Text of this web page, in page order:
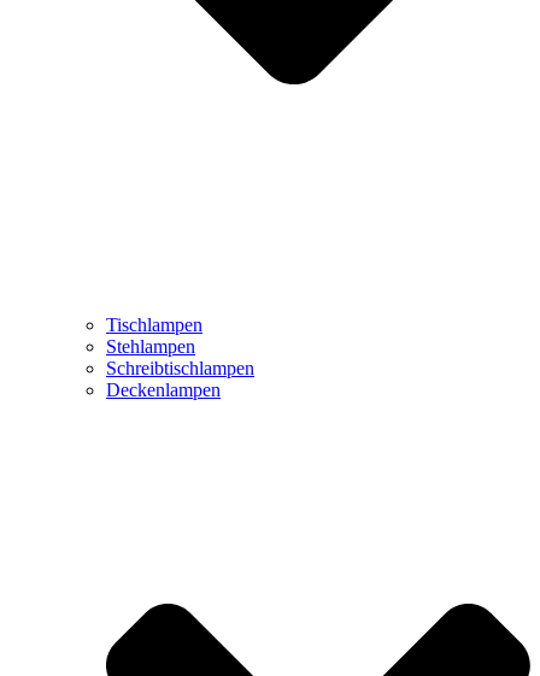
Tischlampen
Stehlampen
Schreibtischlampen
Deckenlampen